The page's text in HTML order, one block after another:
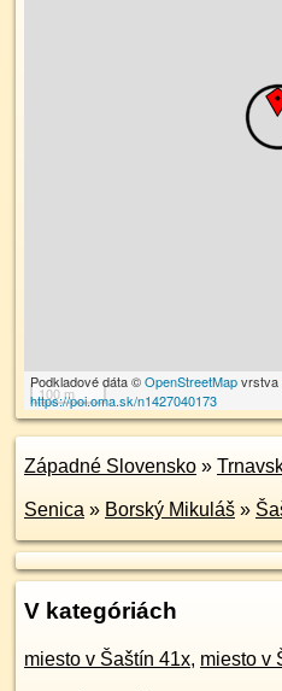
100 m
Podkladové dáta ©OpenStreetMapvrstva
https://poi.oma.sk/n1427040173
Západné Slovensko »
Senica » Borský Mikuláš »
V kategóriách
miesto v Šaštín 41x, miesto v